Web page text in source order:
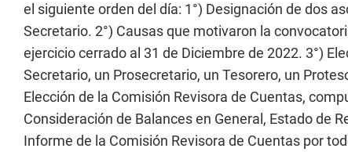
el siguiente orden del día: 1°) Designación de dos
Secretario. 2°) Causas que motivaron la
ejercicio cerrado al 31 de Diciembre de 2022. 3°)
Secretario, un Prosecretario, un Tesorero, un
Elección de la Comisión Revisora de Cuentas,
Consideración de Balances en General, Estado de
Informe de la Comisión Revisora de Cuentas por